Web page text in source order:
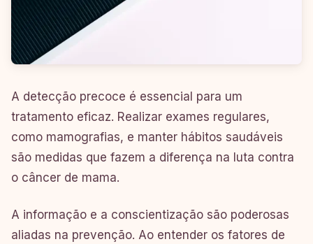
A detecção precoce é essencial para um
tratamento eficaz. Realizar exames regulares,
como mamografias, e manter hábitos saudáveis
são medidas que fazem a diferença na luta contra
o câncer de mama.
A informação e a conscientização são poderosas
aliadas na prevenção. Ao entender os fatores de